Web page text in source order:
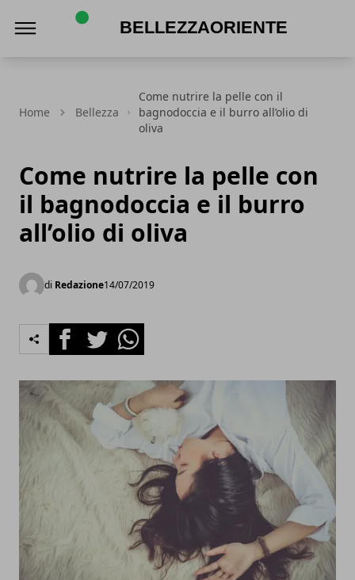
Home Bellezza
Come nutrire la pelle con il
bagnodoccia e il burro all’olio di
oliva
Come nutrire la pelle con
il bagnodoccia e il burro
all’olio di oliva
di Redazione14/07/2019
FacebookTwitterWhatsapp